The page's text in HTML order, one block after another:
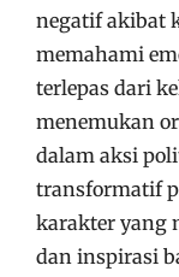
negatif akibat
memahami
terlepas dari
menemukan
dalam aksi
transformatif
karakter yang
dan inspirasi